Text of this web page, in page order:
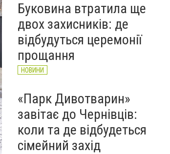
Буковина втратила ще
двох захисників: де
відбудуться церемонії
прощання
НОВИНИ
«Парк Дивотварин»
завітає до Чернівців:
коли та де відбудеться
сімейний захід